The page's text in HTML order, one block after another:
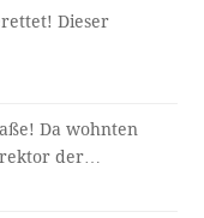
Dieser
Da wohnten
der…